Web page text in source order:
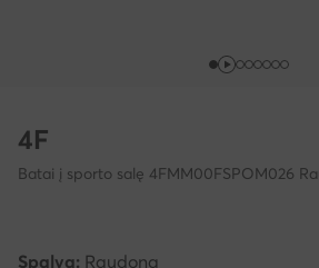
4F
Batai į sporto salę 4FMM00FSPOM026
Spalva: Raudona